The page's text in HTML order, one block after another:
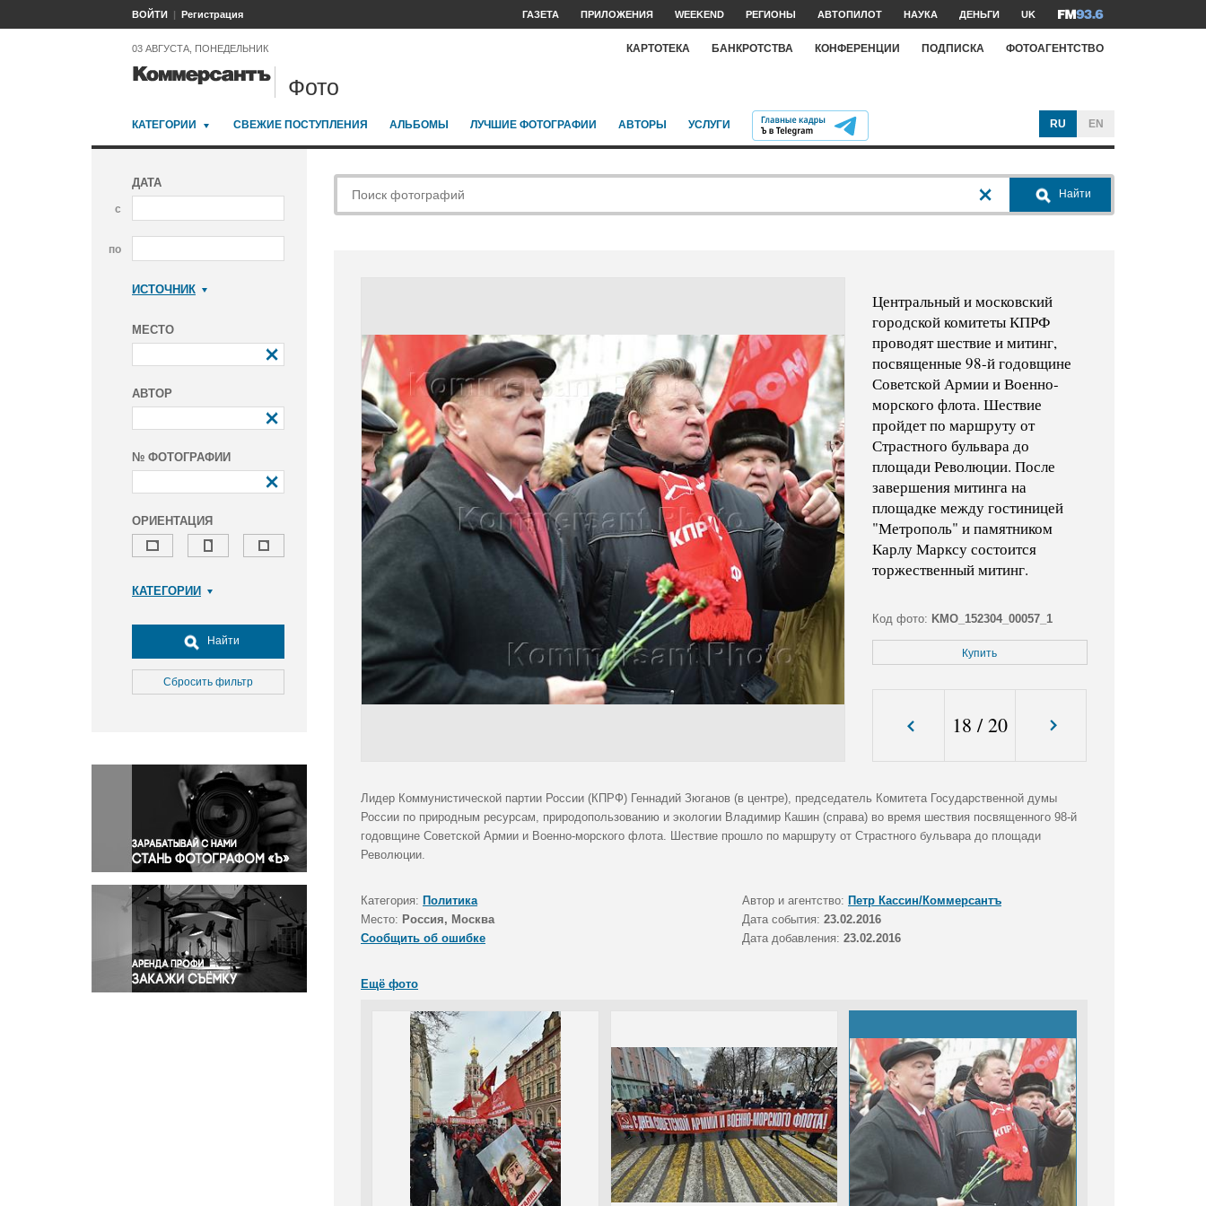
ВОЙТИ Регистрация ГАЗЕТА ПРИЛОЖЕНИЯ WEEKEND РЕГИОНЫ АВТОПИЛОТ НАУКА ДЕНЬГИ UK
03 АВГУСТА, ПОНЕДЕЛЬНИК КАРТОТЕКА БАНКРОТСТВА КОНФЕРЕНЦИИ ПОДПИСКА ФОТОАГЕНТСТВО
Фото
КАТЕГОРИИ СВЕЖИЕ ПОСТУПЛЕНИЯ АЛЬБОМЫ ЛУЧШИЕ ФОТОГРАФИИ АВТОРЫ УСЛУГИ RU EN
ДАТА
с
по
ИСТОЧНИК
МЕСТО
АВТОР
№ ФОТОГРАФИИ
ОРИЕНТАЦИЯ
КАТЕГОРИИ
Досуг, туризм и отдых
Культура
Медицина
Окружающая среда
Политика
Правосудие
Происшествия и конфликты
Религия
Светская жизнь
Спорт
Экология
Экономика и бизнес
Найти
Сбросить фильтр
Найти
Центральный и московский
городской комитеты КПРФ
проводят шествие и митинг,
посвященные 98-й годовщине
Советской Армии и Военно-
морского флота. Шествие
пройдет по маршруту от
Страстного бульвара до
площади Революции. После
завершения митинга на
площадке между гостиницей
"Метрополь" и памятником
Карлу Марксу состоится
торжественный митинг.
Код фото: KMO_152304_00057_1
Формат файла: jpg
Размер файла (Мбайт):
Купить
18 /20
Лидер Коммунистической партии России (КПРФ) Геннадий Зюганов (в центре), председатель Комитета Государственной думы
России по природным ресурсам, природопользованию и экологии Владимир Кашин (справа) во время шествия посвященного 98-й
годовщине Советской Армии и Военно-морского флота. Шествие прошло по маршруту от Страстного бульвара до площади
Революции.
Категория: Политика Автор и агентство: Петр Кассин/Коммерсантъ
Место: Россия, Москва Дата события: 23.02.2016
Сообщить об ошибке
Дата добавления: 23.02.2016
Ещё фото